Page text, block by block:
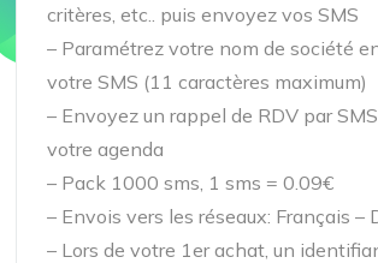
critères, etc.. puis envoyez vos SMS
– Paramétrez votre nom de société
votre SMS (11 caractères maximum)
– Envoyez un rappel de RDV par
votre agenda
– Pack 1000 sms, 1 sms = 0.09€
– Envois vers les réseaux: Français –
– Lors de votre 1er achat, un